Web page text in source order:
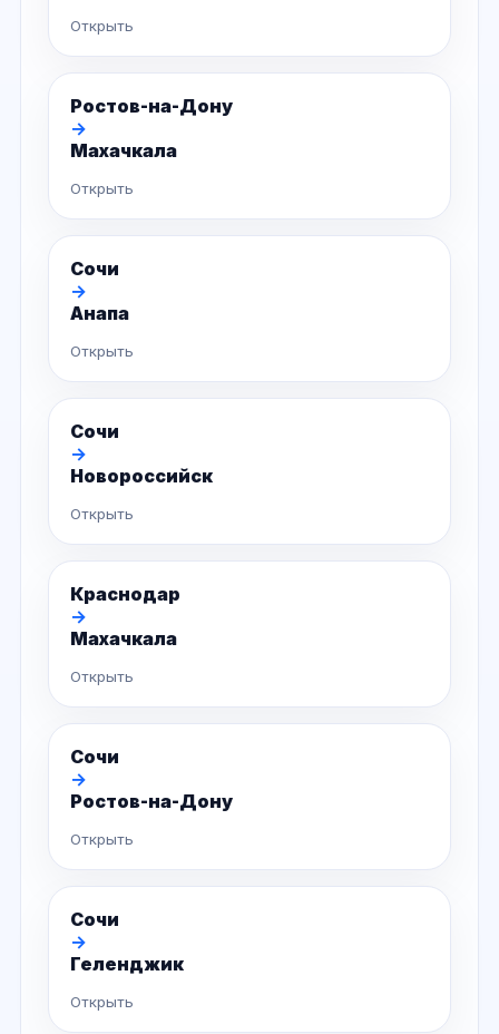
Открыть
Ростов-на-Дону
→
Махачкала
Открыть
Сочи
→
Анапа
Открыть
Сочи
→
Новороссийск
Открыть
Краснодар
→
Махачкала
Открыть
Сочи
→
Ростов-на-Дону
Открыть
Сочи
→
Геленджик
Открыть